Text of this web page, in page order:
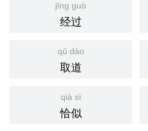
jīng guò
经过
qǔ dào
取道
qià sì
恰似